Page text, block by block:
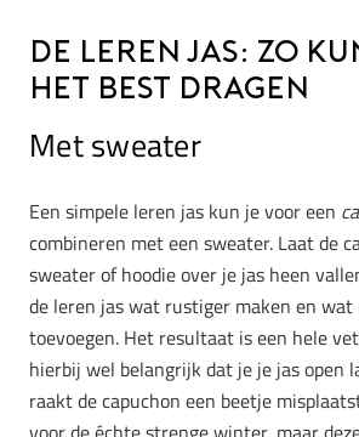
De leren jas: zo
het best dragen
Met sweater
Een simpele leren jas kun je voor een
combineren met een sweater. Laat de
sweater of hoodie over je jas heen
de leren jas wat rustiger maken en wat
toevoegen. Het resultaat is een hele
hierbij wel belangrijk dat je je jas open
raakt de capuchon een beetje